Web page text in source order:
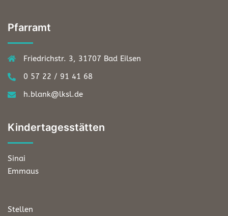
Pfarramt
Friedrichstr. 3, 31707 Bad Eilsen
0 57 22 / 91 41 68
h.blank@lksl.de
Kindertagesstätten
Sinai
Emmaus
Stellen